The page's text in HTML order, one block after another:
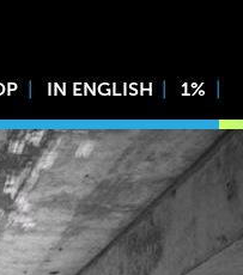
IN ENGLISH 1%